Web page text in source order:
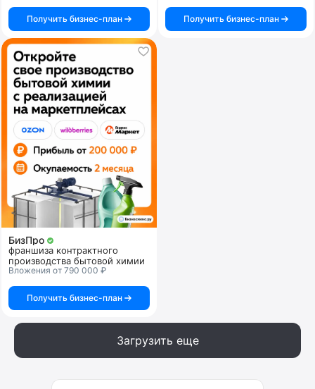
Получить бизнес-план Получить бизнес-план
БизПро
франшиза контрактного
производства бытовой химии
Вложения от 790 000 ₽
Получить бизнес-план
Загрузить еще